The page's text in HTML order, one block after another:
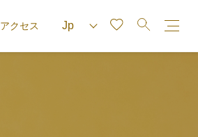
アクセス